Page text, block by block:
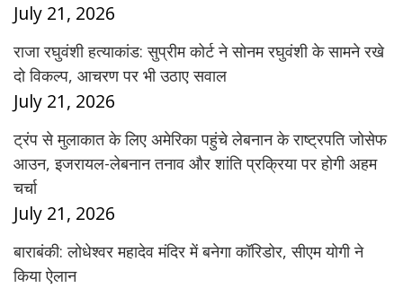
July 21, 2026
राजा रघुवंशी हत्याकांड: सुप्रीम कोर्ट ने सोनम रघुवंशी के सामने रखे
दो विकल्प, आचरण पर भी उठाए सवाल
July 21, 2026
ट्रंप से मुलाकात के लिए अमेरिका पहुंचे लेबनान के राष्ट्रपति जोसेफ
आउन, इजरायल-लेबनान तनाव और शांति प्रक्रिया पर होगी अहम
चर्चा
July 21, 2026
बाराबंकी: लोधेश्वर महादेव मंदिर में बनेगा कॉरिडोर, सीएम योगी ने
किया ऐलान